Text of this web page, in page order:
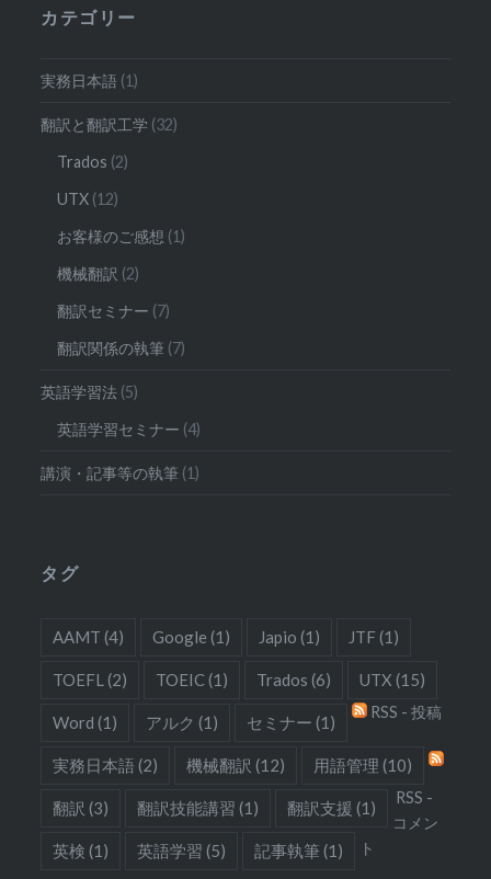
カテゴリー
実務日本語 (1)
翻訳と翻訳工学 (32)
Trados (2)
UTX (12)
お客様のご感想 (1)
機械翻訳 (2)
翻訳セミナー (7)
翻訳関係の執筆 (7)
英語学習法 (5)
英語学習セミナー (4)
講演・記事等の執筆 (1)
タグ
AAMT (4) Google (1) Japio (1) JTF(1)
TOEFL (2) TOEIC(1) Trados (6) UTX (15)
Word (1) アルク (1) セミナー (1)
実務日本語 (2) 機械翻訳 (12) 用語管理 (10)
翻訳 (3) 翻訳技能講習 (1) 翻訳支援 (1)
英検 (1) 英語学習 (5) 記事執筆(1)
RSS - 投稿
RSS -
コメン
ト